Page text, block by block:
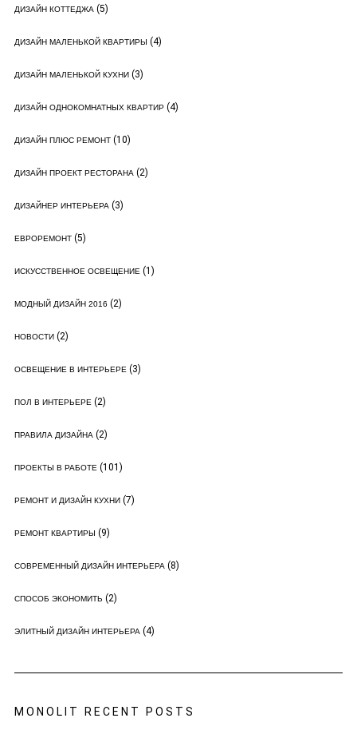
ДИЗАЙН КОТТЕДЖА(5)
ДИЗАЙН МАЛЕНЬКОЙ КВАРТИРЫ (4)
ДИЗАЙН МАЛЕНЬКОЙ КУХНИ(3)
ДИЗАЙН ОДНОКОМНАТНЫХ КВАРТИР(4)
ДИЗАЙН ПЛЮС РЕМОНТ(10)
ДИЗАЙН ПРОЕКТ РЕСТОРАНА(2)
ДИЗАЙНЕР ИНТЕРЬЕРА(3)
ЕВРОРЕМОНТ(5)
ИСКУССТВЕННОЕ ОСВЕЩЕНИЕ(1)
МОДНЫЙ ДИЗАЙН 2016 (2)
НОВОСТИ(2)
ОСВЕЩЕНИЕ В ИНТЕРЬЕРЕ(3)
ПОЛ В ИНТЕРЬЕРЕ(2)
ПРАВИЛА ДИЗАЙНА(2)
ПРОЕКТЫ В РАБОТЕ(101)
РЕМОНТ И ДИЗАЙН КУХНИ(7)
РЕМОНТ КВАРТИРЫ (9)
СОВРЕМЕННЫЙ ДИЗАЙН ИНТЕРЬЕРА(8)
СПОСОБ ЭКОНОМИТЬ (2)
ЭЛИТНЫЙ ДИЗАЙН ИНТЕРЬЕРА(4)
MONOLIT RECENT POSTS